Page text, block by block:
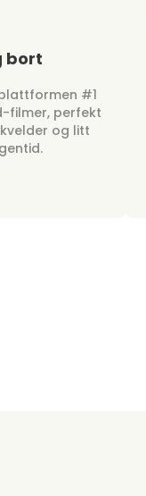
bort
#1
filmer, perfekt
og litt